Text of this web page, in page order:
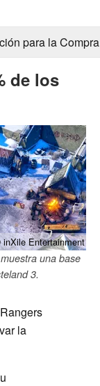
para la Compra
de los
Entertainment
una base
3.
la